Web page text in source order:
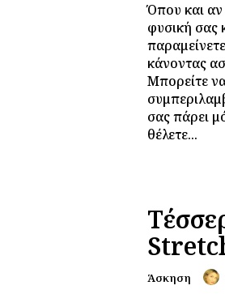
Όπου και αν
φυσική σας
κάνοντας
Μπορείτε
σας πάρει
θέλετε...
Άσκηση